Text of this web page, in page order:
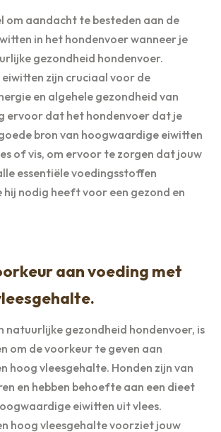
om aandacht te besteden aan de
in het hondenvoer wanneer je
gezondheid hondenvoer.
zijn cruciaal voor de
en algehele gezondheid van
ervoor dat het hondenvoer dat je
bron van hoogwaardige eiwitten
of vis, om ervoor te zorgen dat jouw
essentiële voedingsstoffen
nodig heeft voor een gezond en
aan voeding met
natuurlijke gezondheid hondenvoer, is
om de voorkeur te geven aan
hoog vleesgehalte. Honden zijn van
en hebben behoefte aan een dieet
eiwitten uit vlees.
hoog vleesgehalte voorziet jouw